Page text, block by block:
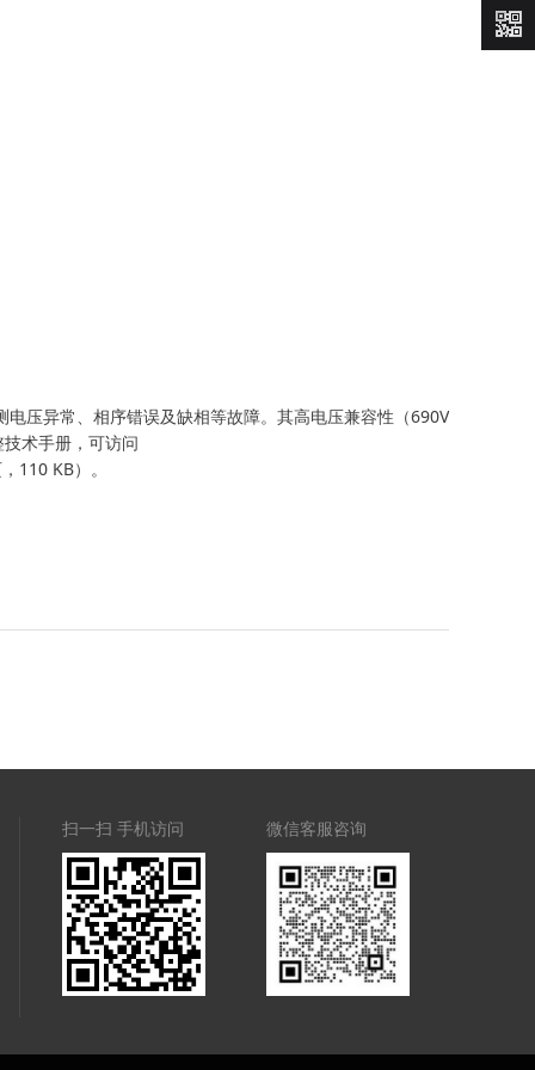
电压异常、相序错误及缺相等故障。其高电压兼容性（690V
术手册，可访问
110 KB）。
扫一扫 手机访问 微信客服咨询
服
快速询